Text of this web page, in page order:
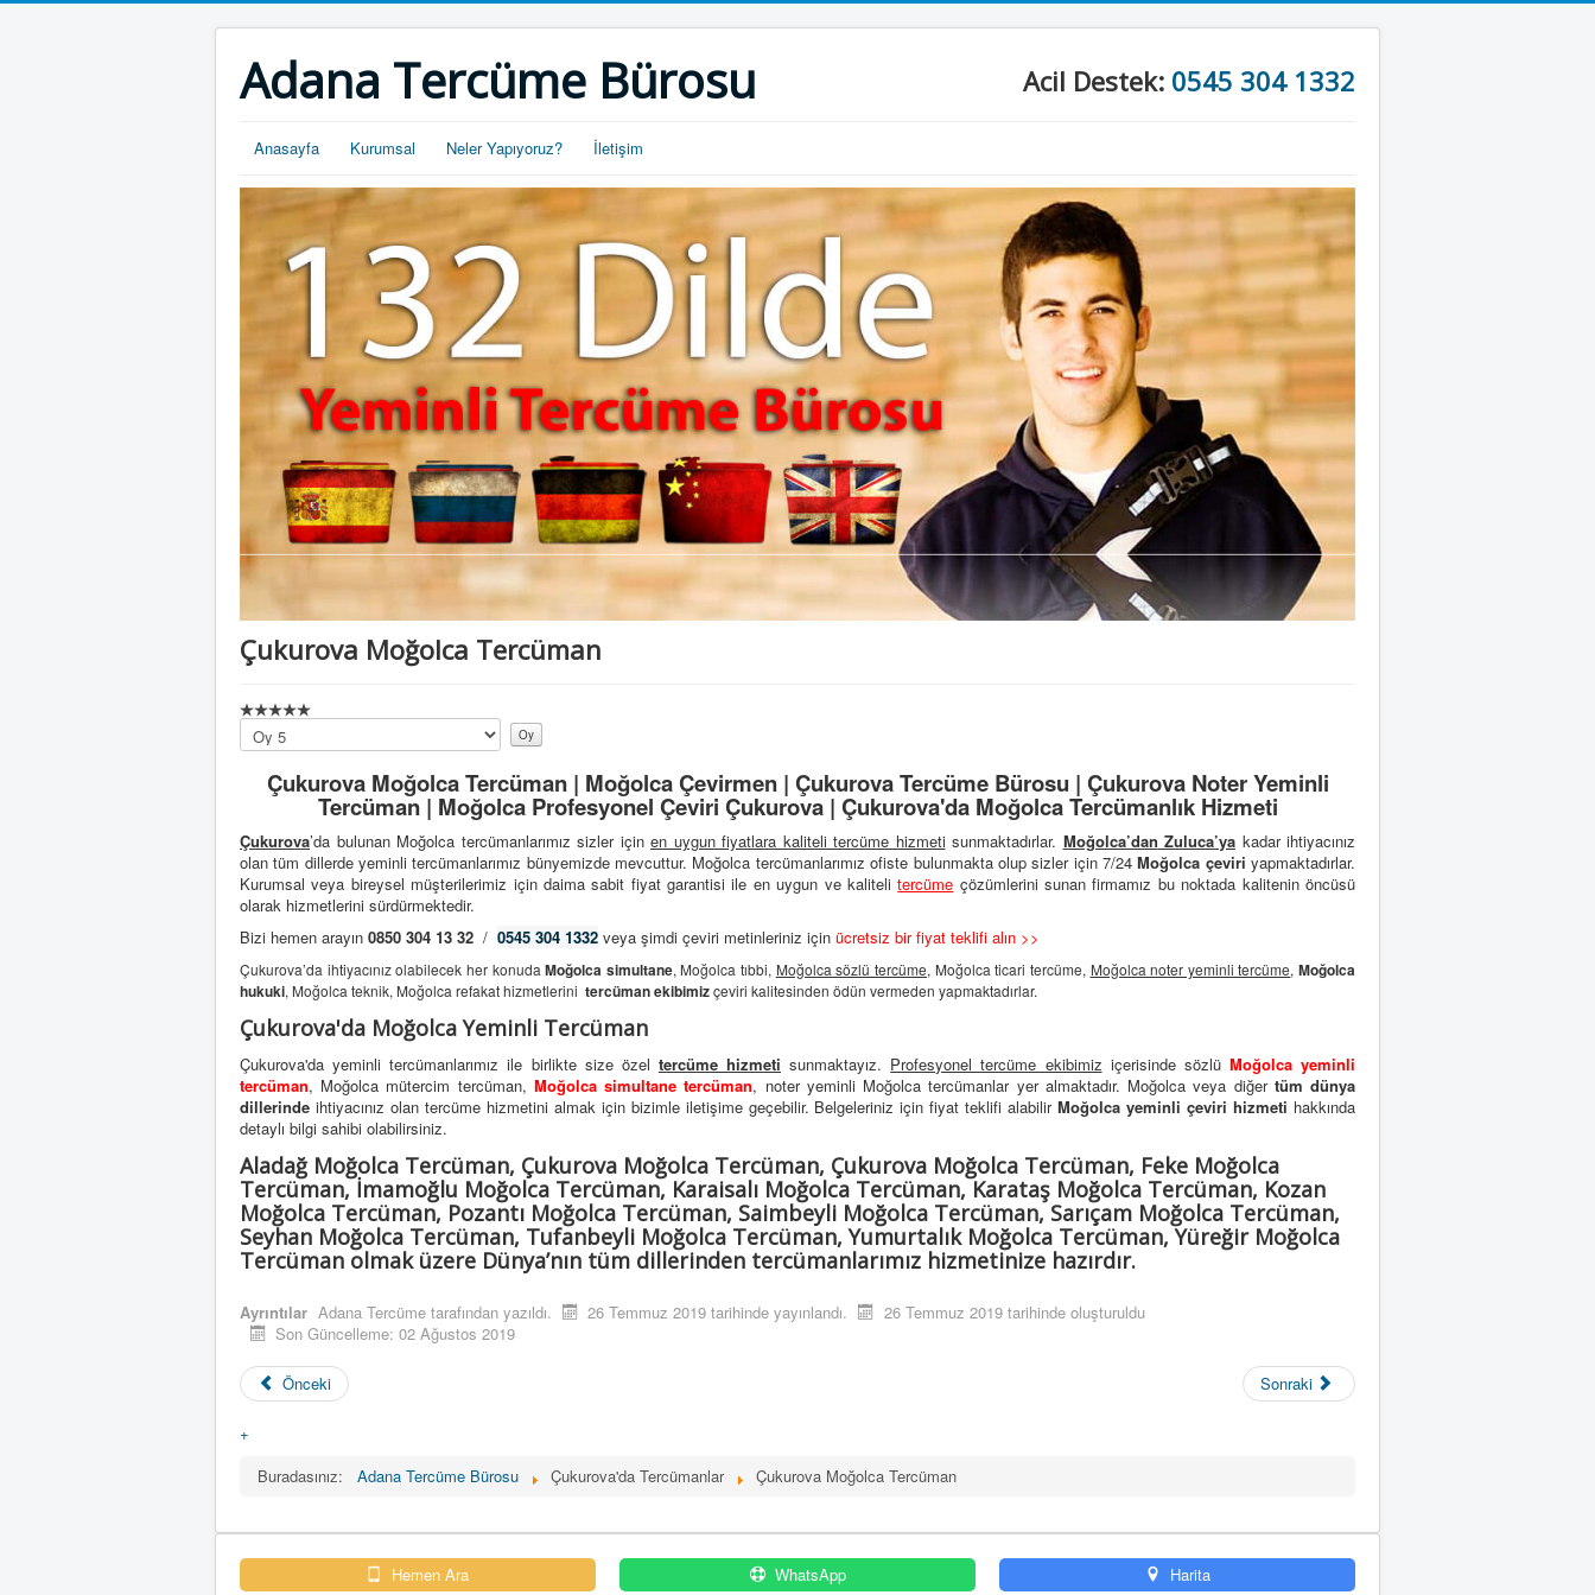
Adana Tercüme Bürosu Acil Destek: 0545 304 1332
Anasayfa Kurumsal Neler Yapıyoruz? İletişim
Çukurova Moğolca Tercüman
Lütfen
oylayın
Çukurova Moğolca Tercüman | Moğolca Çevirmen | Çukurova Tercüme Bürosu | Çukurova Noter Yeminli
Tercüman | Moğolca Profesyonel Çeviri Çukurova | Çukurova'da Moğolca Tercümanlık Hizmeti
Çukurova’da bulunan Moğolca tercümanlarımız sizler için en uygun fiyatlara kaliteli tercüme hizmetisunmaktadırlar. Moğolca’dan Zuluca’ya kadar ihtiyacınız
olan tüm dillerde yeminli tercümanlarımız bünyemizde mevcuttur. Moğolca tercümanlarımız ofiste bulunmakta olup sizler için 7/24Moğolca çeviri yapmaktadırlar.
Kurumsal veya bireysel müşterilerimiz için daima sabit fiyat garantisi ile en uygun ve kalitelitercüme çözümlerini sunan firmamız bu noktada kalitenin öncüsü
olarak hizmetlerini sürdürmektedir.
Bizi hemen arayın 0850 304 13 32 / 0545 304 1332 veya şimdi çeviri metinleriniz için ücretsiz bir fiyat teklifi alın >>
Çukurova’da ihtiyacınız olabilecek her konudaMoğolca simultane, Moğolca tıbbi, Moğolca sözlü tercüme, Moğolca ticari tercüme, Moğolca noter yeminli tercüme,Moğolca
hukuki, Moğolca teknik, Moğolca refakat hizmetlerini tercüman ekibimizçeviri kalitesinden ödün vermeden yapmaktadırlar.
Çukurova'da Moğolca Yeminli Tercüman
Çukurova'da yeminli tercümanlarımız ile birlikte size özel tercüme hizmeti sunmaktayız. Profesyonel tercüme ekibimiz içerisinde sözlü Moğolca yeminli
tercüman, Moğolca mütercim tercüman, Moğolca simultane tercüman, noter yeminli Moğolca tercümanlar yer almaktadır. Moğolca veya diğer tüm dünya
dillerinde ihtiyacınız olan tercüme hizmetini almak için bizimle iletişime geçebilir. Belgeleriniz için fiyat teklifi alabilirMoğolca yeminli çeviri hizmeti hakkında
detaylı bilgi sahibi olabilirsiniz.
Aladağ Moğolca Tercüman, Çukurova Moğolca Tercüman, Çukurova Moğolca Tercüman, Feke Moğolca
Tercüman, İmamoğlu Moğolca Tercüman, Karaisalı Moğolca Tercüman, Karataş Moğolca Tercüman, Kozan
Moğolca Tercüman, Pozantı Moğolca Tercüman, Saimbeyli Moğolca Tercüman, Sarıçam Moğolca Tercüman,
Seyhan Moğolca Tercüman, Tufanbeyli Moğolca Tercüman, Yumurtalık Moğolca Tercüman, Yüreğir Moğolca
Tercüman olmak üzere Dünya’nın tüm dillerinden tercümanlarımız hizmetinize hazırdır.
Ayrıntılar Adana Tercüme tarafından yazıldı. 26 Temmuz 2019 tarihinde yayınlandı.
26 Temmuz 2019 tarihinde oluşturuldu
Son Güncelleme: 02 Ağustos 2019
Önceki Sonraki
+
Buradasınız:
Adana Tercüme Bürosu Çukurova'da Tercümanlar Çukurova Moğolca Tercüman
Hemen Ara WhatsApp Harita